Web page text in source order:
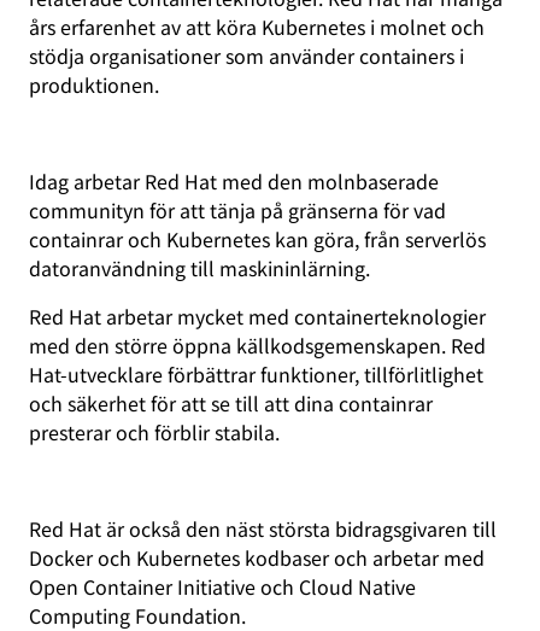
års erfarenhet av att köra Kubernetes i molnet och
stödja organisationer som använder containers i
produktionen.
Idag arbetar Red Hat med den molnbaserade
communityn för att tänja på gränserna för vad
containrar och Kubernetes kan göra, från serverlös
datoranvändning till maskininlärning.
Red Hat arbetar mycket med containerteknologier
med den större öppna källkodsgemenskapen. Red
Hat-utvecklare förbättrar funktioner, tillförlitlighet
och säkerhet för att se till att dina containrar
presterar och förblir stabila.
Red Hat är också den näst största bidragsgivaren till
Docker och Kubernetes kodbaser och arbetar med
Open Container Initiative och Cloud Native
Computing Foundation.